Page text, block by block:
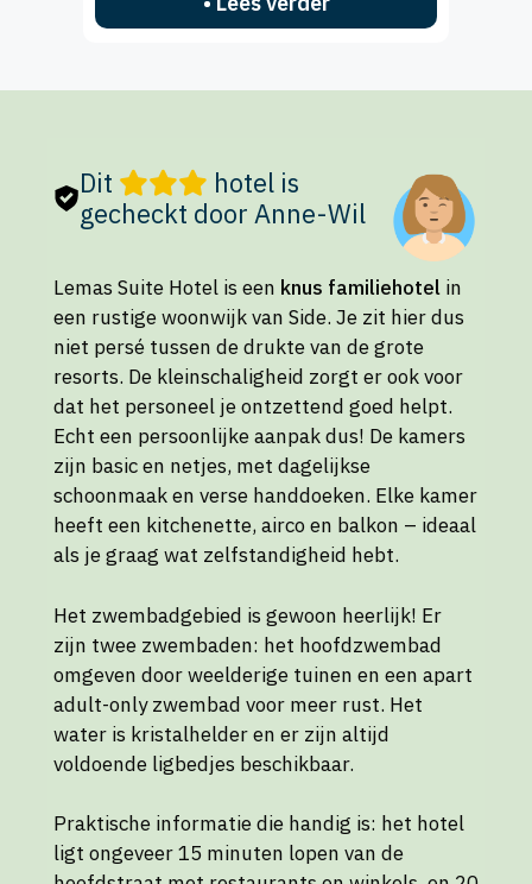
Dit
hotel is
gecheckt door Anne-Wil
Lemas Suite Hotel is een knus familiehotel in
een rustige woonwijk van Side. Je zit hier dus
niet persé tussen de drukte van de grote
resorts. De kleinschaligheid zorgt er ook voor
dat het personeel je ontzettend goed helpt.
Echt een persoonlijke aanpak dus! De kamers
zijn basic en netjes, met dagelijkse
schoonmaak en verse handdoeken. Elke kamer
heeft een kitchenette, airco en balkon – ideaal
als je graag wat zelfstandigheid hebt.
Het zwembadgebied is gewoon heerlijk! Er
zijn twee zwembaden: het hoofdzwembad
omgeven door weelderige tuinen en een apart
adult-only zwembad voor meer rust. Het
water is kristalhelder en er zijn altijd
voldoende ligbedjes beschikbaar.
Praktische informatie die handig is: het hotel
ligt ongeveer 15 minuten lopen van de